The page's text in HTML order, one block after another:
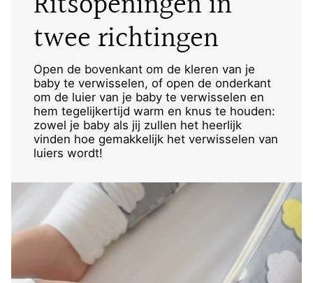
twee richtingen
Open de bovenkant om de kleren van je
baby te verwisselen, of open de onderkant
om de luier van je baby te verwisselen en
hem tegelijkertijd warm en knus te houden:
zowel je baby als jij zullen het heerlijk
vinden hoe gemakkelijk het verwisselen van
luiers wordt!